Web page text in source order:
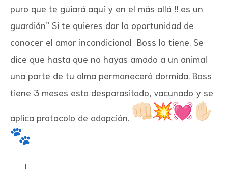
puro que te guiará aquí y en el más allá !! es un
guardián” Si te quieres dar la oportunidad de
conocer el amor incondicional Boss lo tiene. Se
dice que hasta que no hayas amado a un animal
una parte de tu alma permanecerá dormida. Boss
tiene 3 meses esta desparasitado, vacunado y se
aplica protocolo de adopción.